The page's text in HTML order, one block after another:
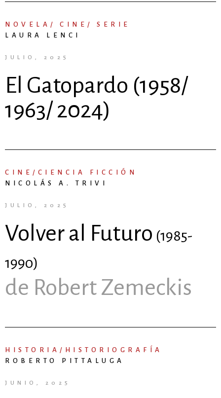
NOVELA/ CINE/ SERIE
LAURA LENCI
JULIO, 2025
El Gatopardo (1958/
1963/ 2024)
CINE/CIENCIA FICCIÓN
NICOLÁS A. TRIVI
JULIO, 2025
Volver al Futuro (1985-
1990)
de Robert Zemeckis
HISTORIA/HISTORIOGRAFÍA
ROBERTO PITTALUGA
JUNIO, 2025